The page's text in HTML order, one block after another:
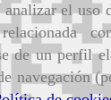
analizar el uso
de un perfil
navegación